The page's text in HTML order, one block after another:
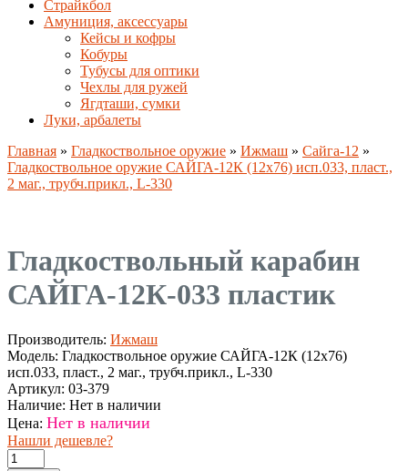
Страйкбол
Амуниция, аксессуары
Кейсы и кофры
Кобуры
Тубусы для оптики
Чехлы для ружей
Ягдташи, сумки
Луки, арбалеты
Главная » Гладкоствольное оружие » Ижмаш » Сайга-12 »
Гладкоствольное оружие САЙГА-12К (12х76) исп.033, пласт.,
2 маг., трубч.прикл., L-330
Гладкоствольный карабин
САЙГА-12К-033 пластик
Производитель: Ижмаш
Модель: Гладкоствольное оружие САЙГА-12К (12х76)
исп.033, пласт., 2 маг., трубч.прикл., L-330
Артикул: 03-379
Наличие: Нет в наличии
Цена: Нет в наличии
Нашли дешевле?